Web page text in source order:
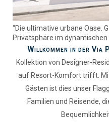
“Die ultimative urbane Oase.
Privatsphäre im dynamischen
Willkommen in der Via
Kollektion von Designer-
auf Resort-Komfort trifft.
Gästen ist dies unser
Familien und Reisende,